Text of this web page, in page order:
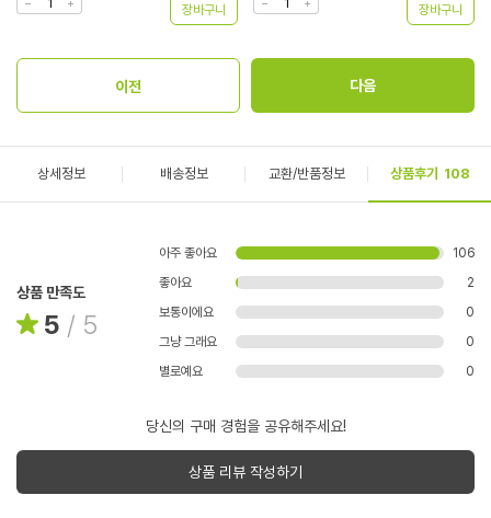
상세정보 배송정보 교환/반품정보 상품후기 108
상품 만족도
5 / 5
아주 좋아요
106
좋아요
2
보통이에요
0
그냥 그래요
0
별로예요
0
당신의 구매 경험을 공유해주세요!
상품 리뷰 작성하기